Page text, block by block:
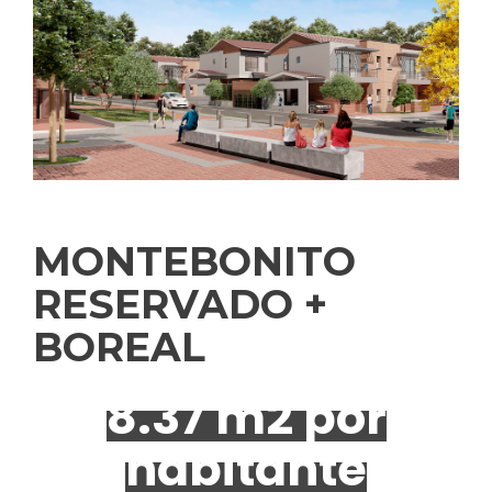
MONTEBONITO
RESERVADO +
BOREAL
8.37 m2 por
habitante